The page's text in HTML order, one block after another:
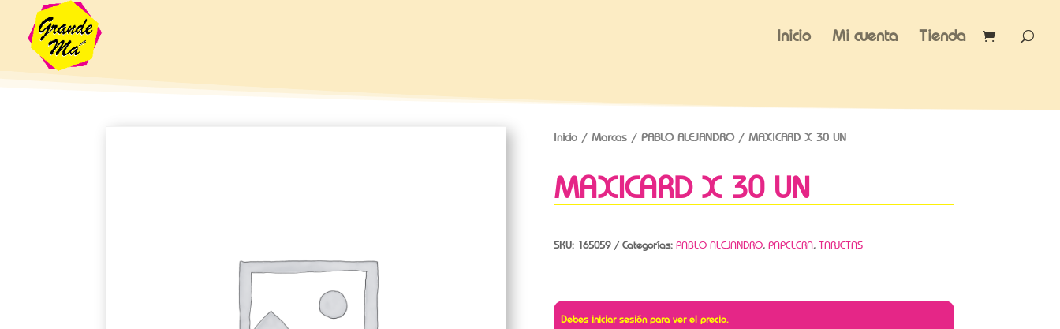
Inicio Mi cuenta Tienda
Inicio/ Marcas/ PABLO ALEJANDRO/ MAXICARD X 30 UN
MAXICARD X 30 UN
SKU: 165059 Categorías: PABLO ALEJANDRO, PAPELERA, TARJETAS
Debes iniciar sesión para ver el precio.